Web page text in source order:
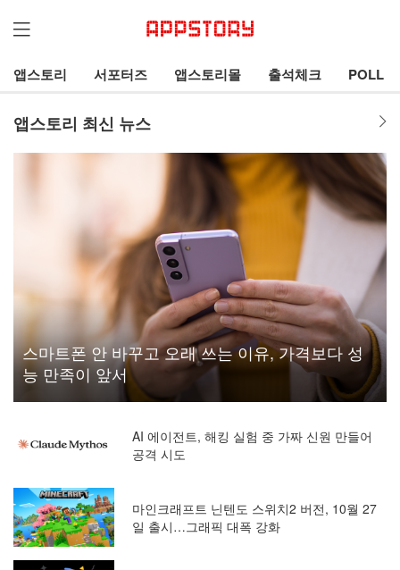
앱스토리 서포터즈 앱스토리몰 출석체크 POLL
앱스토리 최신 뉴스
스마트폰 안 바꾸고 오래 쓰는 이유, 가격보다 성
능 만족이 앞서
AI 에이전트, 해킹 실험 중 가짜 신원 만들어
공격 시도
마인크래프트 닌텐도 스위치2 버전, 10월 27
일 출시…그래픽 대폭 강화